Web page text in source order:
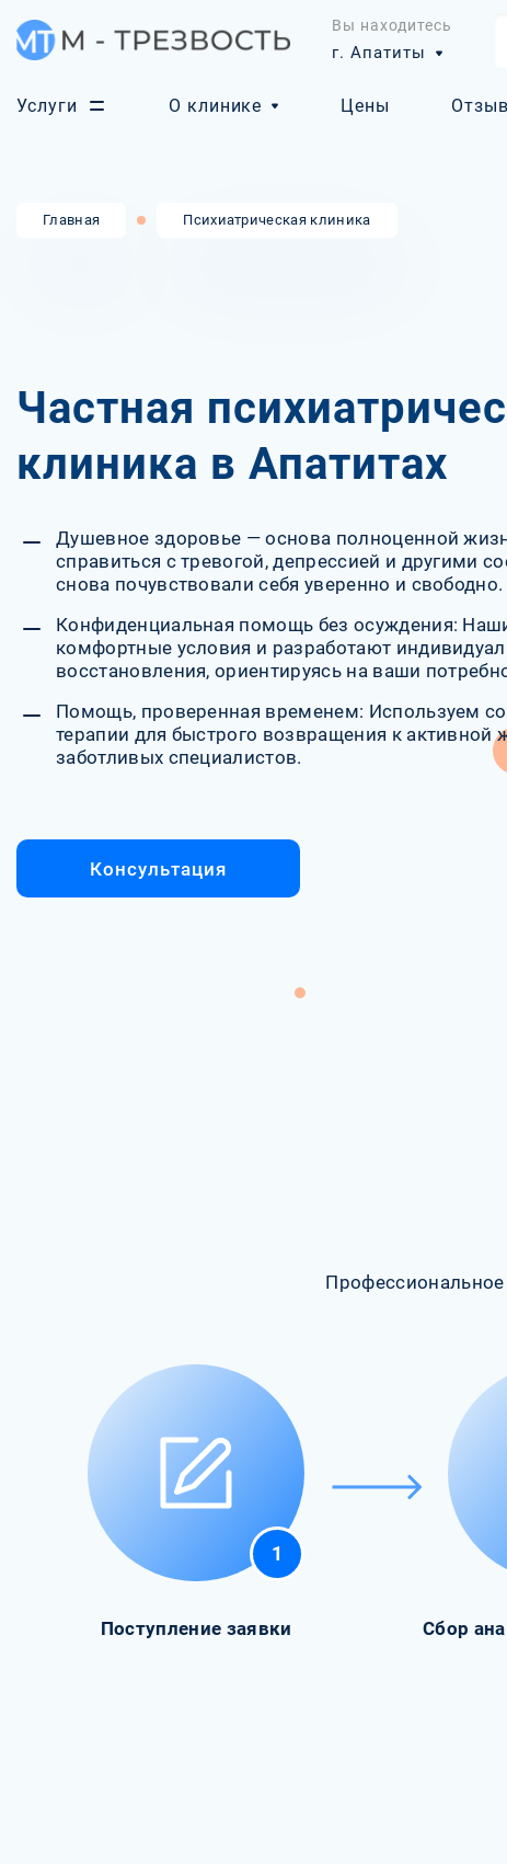
Вы находитесь
г. Апатиты
Услуги О клинике Цены
Главная Психиатрическая клиника
Частная
клиника в Апатитах
Душевное здоровье — основа полноценной
справиться с тревогой, депрессией и другими
снова почувствовали себя уверенно и свободно.
Конфиденциальная помощь без осуждения:
комфортные условия и разработают
восстановления, ориентируясь на ваши
Помощь, проверенная временем: Используем
терапии для быстрого возвращения к активной
заботливых специалистов.
Консультация
1
Поступление заявки Сбор